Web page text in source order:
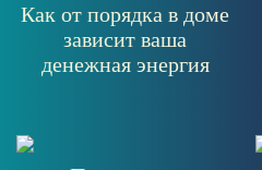
Как от порядка в доме
зависит ваша
денежная энергия